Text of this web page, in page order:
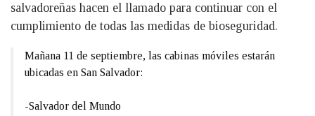
salvadoreñas hacen el llamado para continuar con el
cumplimiento de todas las medidas de bioseguridad.
Mañana 11 de septiembre, las cabinas móviles estarán
ubicadas en San Salvador:
-Salvador del Mundo